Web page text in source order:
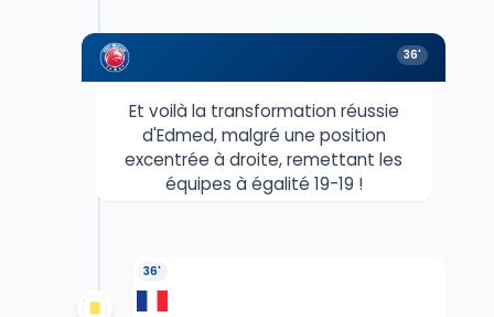
36'
Et voilà la transformation réussie
d'Edmed, malgré une position
excentrée à droite, remettant les
équipes à égalité 19-19 !
36'